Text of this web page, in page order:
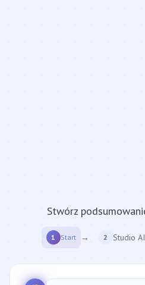
1 Start → 2 Studio AI